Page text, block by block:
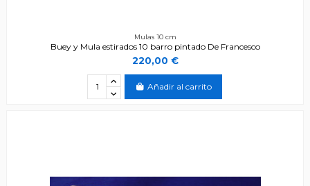
Mulas 10 cm
Buey y Mula estirados 10 barro pintado De Francesco
220,00 €
Añadir al carrito